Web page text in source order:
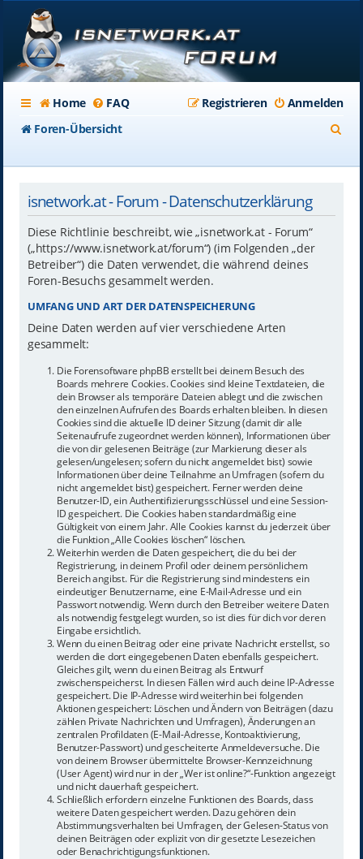
Home FAQ Anmelden
Registrieren
Foren-Übersicht
isnetwork.at - Forum - Datenschutzerklärung
Diese Richtlinie beschreibt, wie „isnetwork.at - Forum“
(„https://www.isnetwork.at/forum“) (im Folgenden „der
Betreiber“) die Daten verwendet, die während deines
Foren-Besuchs gesammelt werden.
UMFANG UND ART DER DATENSPEICHERUNG
Deine Daten werden auf vier verschiedene Arten
gesammelt:
Die Forensoftware phpBB erstellt bei deinem Besuch des
Boards mehrere Cookies. Cookies sind kleine Textdateien, die
dein Browser als temporäre Dateien ablegt und die zwischen
den einzelnen Aufrufen des Boards erhalten bleiben. In diesen
Cookies sind die aktuelle ID deiner Sitzung (damit dir alle
Seitenaufrufe zugeordnet werden können), Informationen über
die von dir gelesenen Beiträge (zur Markierung dieser als
gelesen/ungelesen; sofern du nicht angemeldet bist) sowie
Informationen über deine Teilnahme an Umfragen (sofern du
nicht angemeldet bist) gespeichert. Ferner werden deine
Benutzer-ID, ein Authentifizierungsschlüssel und eine Session-
ID gespeichert. Die Cookies haben standardmäßig eine
Gültigkeit von einem Jahr. Alle Cookies kannst du jederzeit über
die Funktion „Alle Cookies löschen“ löschen.
Weiterhin werden die Daten gespeichert, die du bei der
Registrierung, in deinem Profil oder deinem persönlichem
Bereich angibst. Für die Registrierung sind mindestens ein
eindeutiger Benutzername, eine E-Mail-Adresse und ein
Passwort notwendig. Wenn durch den Betreiber weitere Daten
als notwendig festgelegt wurden, so ist dies für dich vor deren
Eingabe ersichtlich.
Wenn du einen Beitrag oder eine private Nachricht erstellst, so
werden die dort eingegebenen Daten ebenfalls gespeichert.
Gleiches gilt, wenn du einen Beitrag als Entwurf
zwischenspeicherst. In diesen Fällen wird auch deine IP-Adresse
gespeichert. Die IP-Adresse wird weiterhin bei folgenden
Aktionen gespeichert: Löschen und Ändern von Beiträgen (dazu
zählen Private Nachrichten und Umfragen), Änderungen an
zentralen Profildaten (E-Mail-Adresse, Kontoaktivierung,
Benutzer-Passwort) und gescheiterte Anmeldeversuche. Die
von deinem Browser übermittelte Browser-Kennzeichnung
(User Agent) wird nur in der „Wer ist online?“-Funktion angezeigt
und nicht dauerhaft gespeichert.
Schließlich erfordern einzelne Funktionen des Boards, dass
weitere Daten gespeichert werden. Dazu gehören dein
Abstimmungsverhalten bei Umfragen, der Gelesen-Status von
deinen Beiträgen oder explizit von dir gesetzte Lesezeichen
oder Benachrichtigungsfunktionen.